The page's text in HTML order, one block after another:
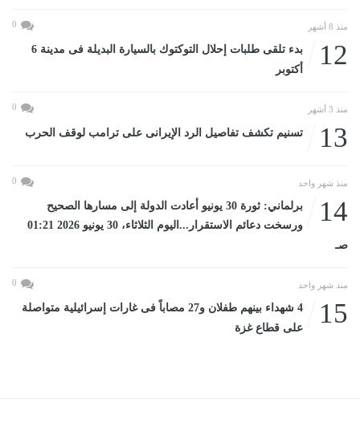
منذ 8 أشهر 0
12
بدء تلقى طلبات إحلال التوكتوك بالسيارة البديلة فى مدينة 6
أكتوبر
منذ 3 أشهر 0
13 تسنيم تكشف تفاصيل الرد الإيرانى على ترامب لوقف الحرب
منذ شهر واحد 0
14
برلماني: ثورة 30 يونيو أعادت الدولة إلى مسارها الصحيح
ورسخت دعائم الاستقرار...اليوم الثلاثاء، 30 يونيو 2026 01:21
صـ
منذ شهر واحد 0
15
4 شهداء بينهم طفلان و27 مصاباً فى غارات إسرائيلية متواصلة
على قطاع غزة